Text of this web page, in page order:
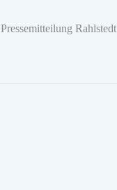
Pressemitteilung Rahlstedt